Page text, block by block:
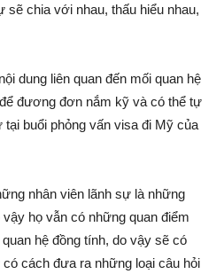
sẽ chia với nhau, thấu hiểu nhau,
dung liên quan đến mối quan hệ
đương đơn nắm kỹ và có thể tự
buổi phỏng vấn visa đi Mỹ của
nhân viên lãnh sự là những
họ vẫn có những quan điểm
hệ đồng tính, do vậy sẽ có
cách đưa ra những loại câu hỏi